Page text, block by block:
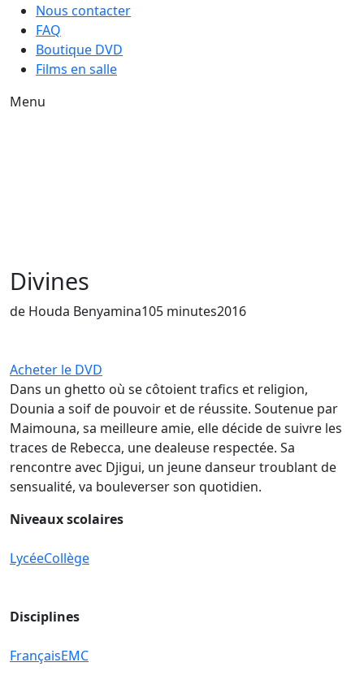
Nous contacter
FAQ
Boutique DVD
Films en salle
Menu
Divines
de Houda Benyamina105 minutes2016
Acheter le DVD
Dans un ghetto où se côtoient trafics et religion,
Dounia a soif de pouvoir et de réussite. Soutenue par
Maimouna, sa meilleure amie, elle décide de suivre les
traces de Rebecca, une dealeuse respectée. Sa
rencontre avec Djigui, un jeune danseur troublant de
sensualité, va bouleverser son quotidien.
Niveaux scolaires
LycéeCollège
Disciplines
FrançaisEMC